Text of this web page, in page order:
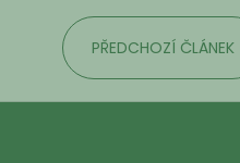
PŘEDCHOZÍ ČLÁNEK